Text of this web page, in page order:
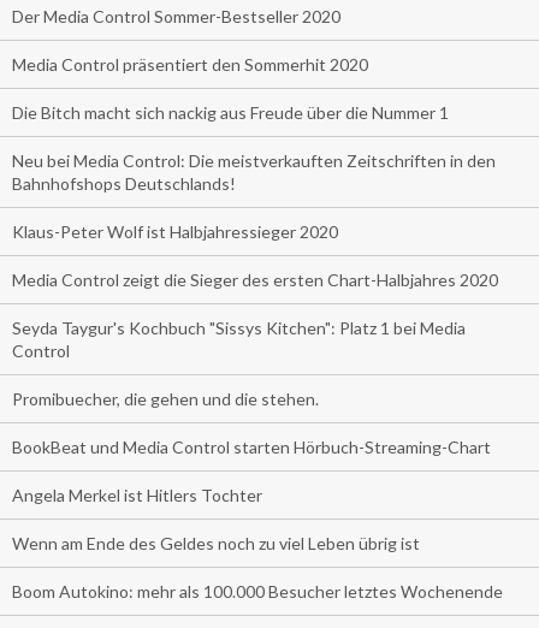
Der Media Control Sommer-Bestseller 2020
Media Control präsentiert den Sommerhit 2020
Die Bitch macht sich nackig aus Freude über die Nummer 1
Neu bei Media Control: Die meistverkauften Zeitschriften in den
Bahnhofshops Deutschlands!
Klaus-Peter Wolf ist Halbjahressieger 2020
Media Control zeigt die Sieger des ersten Chart-Halbjahres 2020
Seyda Taygur's Kochbuch "Sissys Kitchen": Platz 1 bei Media
Control
Promibuecher, die gehen und die stehen.
BookBeat und Media Control starten Hörbuch-Streaming-Chart
Angela Merkel ist Hitlers Tochter
Wenn am Ende des Geldes noch zu viel Leben übrig ist
Boom Autokino: mehr als 100.000 Besucher letztes Wochenende